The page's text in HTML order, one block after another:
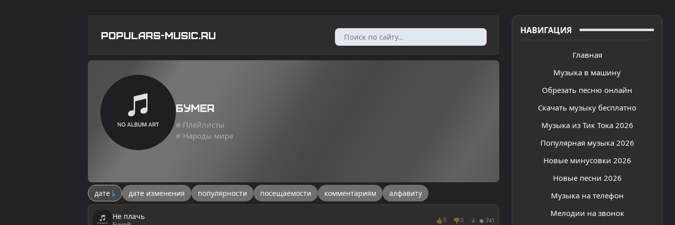
POPULARS-MUSIC.RU НАВИГАЦИЯ
Главная
Музыка в машину
Обрезать песню онлайн
Скачать музыку бесплатно
Музыка из Тик Тока 2026
Популярная музыка 2026
Новые минусовки 2026
Новые песни 2026
Музыка на телефон
Мелодии на звонок
БумеR
# Плейлисты
# Народы мира
дате дате изменения популярности посещаемости комментариям алфавиту
Не плачь 👍 0 👎 0 ↓ ◉ 741